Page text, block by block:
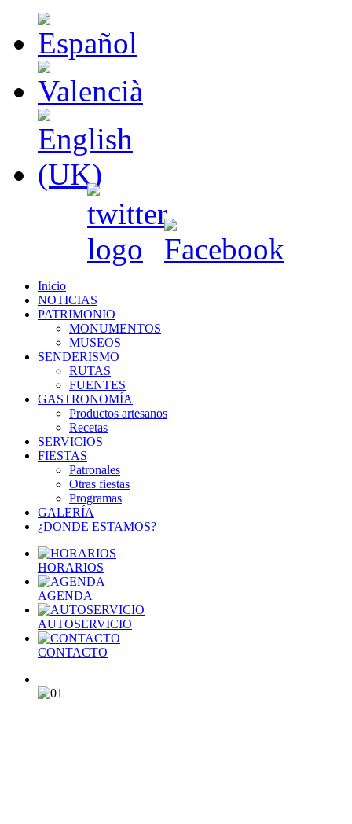
Inicio
NOTICIAS
PATRIMONIO
MONUMENTOS
MUSEOS
SENDERISMO
RUTAS
FUENTES
GASTRONOMÍA
Productos artesanos
Recetas
SERVICIOS
FIESTAS
Patronales
Otras fiestas
Programas
GALERÍA
¿DONDE ESTAMOS?
HORARIOS
AGENDA
AUTOSERVICIO
CONTACTO